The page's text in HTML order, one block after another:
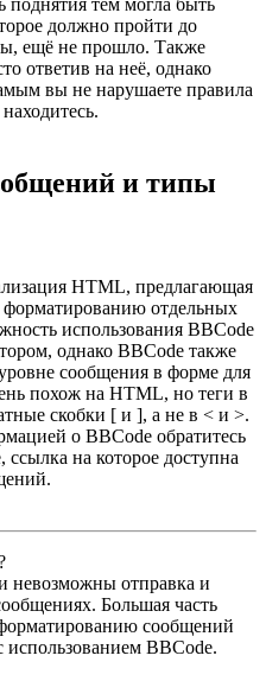
поднятия тем могла быть
должно пройти до
ещё не прошло. Также
ответив на неё, однако
вы не нарушаете правила
и типы
HTML, предлагающая
отдельных
использования BBCode
однако BBCode также
сообщения в форме для
похож на HTML, но теги в
скобки [ и ], а не в < и >.
о BBCode обратитесь
на которое доступна
невозможны отправка и
Большая часть
сообщений
использованием BBCode.